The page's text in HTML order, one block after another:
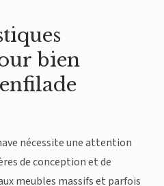
bien
nécessite une attention
de conception et de
meubles massifs et parfois